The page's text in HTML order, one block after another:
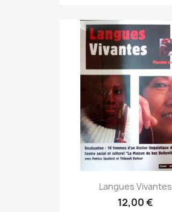
Langues Vivantes
12,00 €